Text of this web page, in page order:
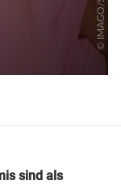
sind als